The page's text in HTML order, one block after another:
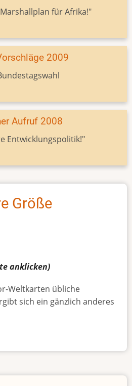
für Afrika!"
2009
Aufruf 2008
Entwicklungspolitik!"
Größe
anklicken)
Weltkarten übliche
sich ein gänzlich anderes